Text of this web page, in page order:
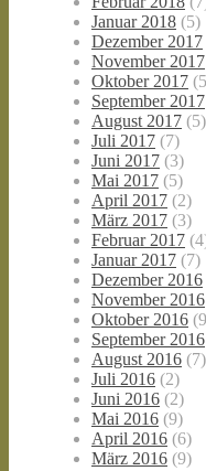
Januar 2018 (5)
Dezember 2017
November 2017
Oktober 2017
September 2017
August 2017 (5)
Juli 2017 (7)
Juni 2017 (3)
Mai 2017 (5)
April 2017 (2)
März 2017 (3)
Februar 2017
Januar 2017 (7)
Dezember 2016
November 2016
Oktober 2016
September 2016
August 2016 (7)
Juli 2016 (2)
Juni 2016 (2)
Mai 2016 (9)
April 2016 (6)
März 2016 (9)